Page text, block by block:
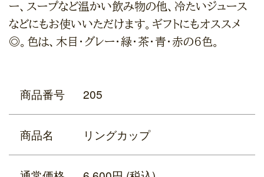
ー、スープなど温かい飲み物の他、冷たいジュース
などにもお使いいただけます。ギフトにもオススメ
◎。色は、木目・グレー・緑・茶・青・赤の6色。
商品番号 205
商品名 リングカップ